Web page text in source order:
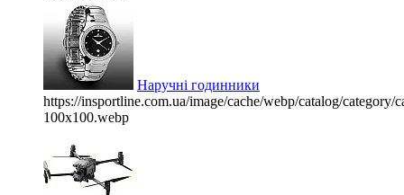
Наручні годинники
https://insportline.com.ua/image/cache/webp/catalog/category/
100x100.webp